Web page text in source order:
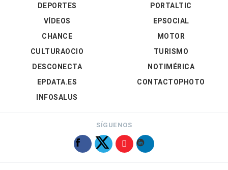
DEPORTES
VÍDEOS
PORTALTIC
EPSOCIAL
CHANCE
CULTURAOCIO
DESCONECTA
EPDATA.ES
INFOSALUS
MOTOR
TURISMO
NOTIMÉRICA
CONTACTOPHOTO
SÍGUENOS